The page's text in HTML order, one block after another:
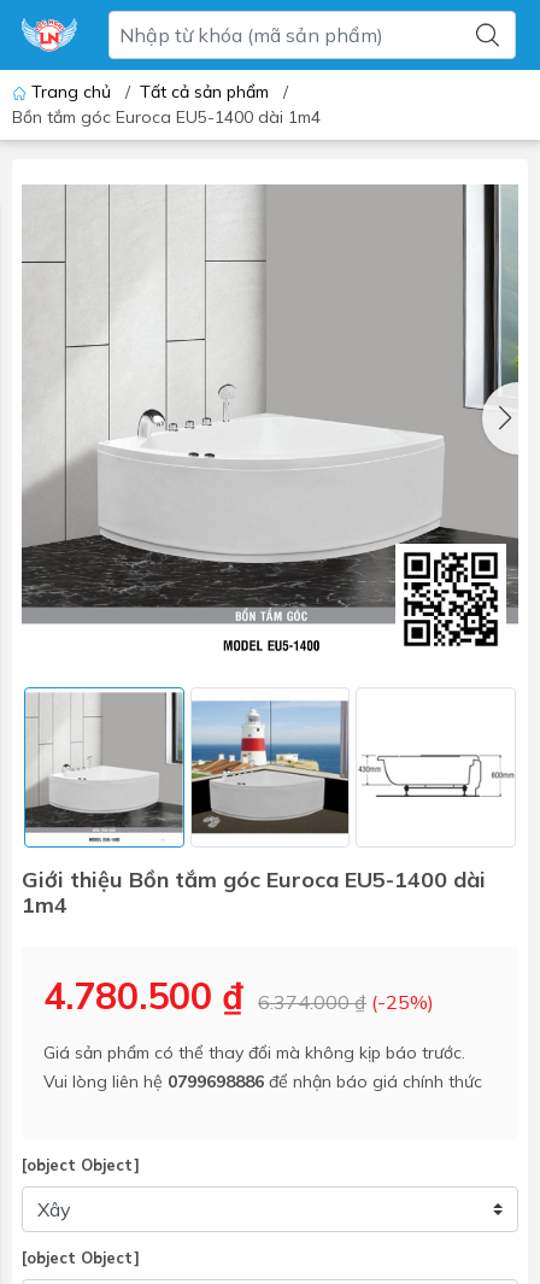
Trang chủ / Tất cả sản phẩm
/
Bồn tắm góc Euroca EU5-1400 dài 1m4
Giới thiệu Bồn tắm góc Euroca EU5-1400 dài
1m4
4.780.500 ₫ 6.374.000 ₫ (-25%)
Giá sản phẩm có thể thay đổi mà không kịp báo trước.
Vui lòng liên hệ 0799698886 để nhận báo giá chính thức
[object Object]
[object Object]